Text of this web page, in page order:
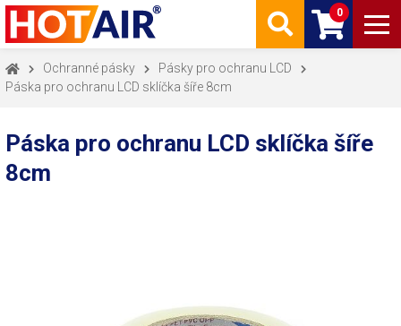
0
Ochranné pásky
Pásky pro ochranu LCD
Páska pro ochranu LCD sklíčka šíře 8cm
Páska pro ochranu LCD sklíčka šíře
8cm